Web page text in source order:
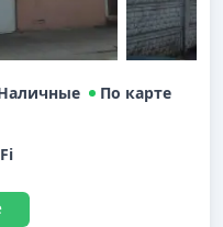
По карте